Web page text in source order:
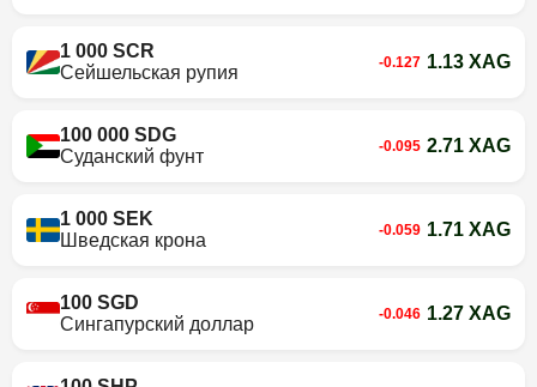
1 000 SCR
Сейшельская рупия
-0.127 1.13 XAG
100 000 SDG
Суданский фунт
-0.095 2.71 XAG
1 000 SEK
Шведская крона
-0.059 1.71 XAG
100 SGD
Сингапурский доллар
-0.046 1.27 XAG